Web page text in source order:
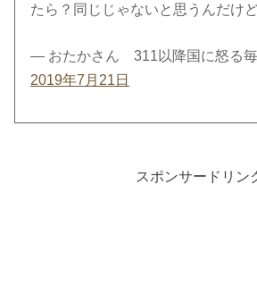
たら？同じじゃないと思うんだけ
— おたかさん 311以降国に怒る
2019年7月21日
スポンサードリン